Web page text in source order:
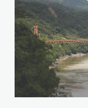
amz14